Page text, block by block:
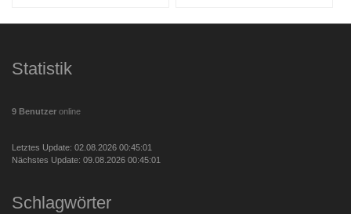
Statistik
9 Benutzer online
Letztes Update: 02.08.2026 00:45:01
Nächstes Update: 09.08.2026 00:45:01
Schlagwörter